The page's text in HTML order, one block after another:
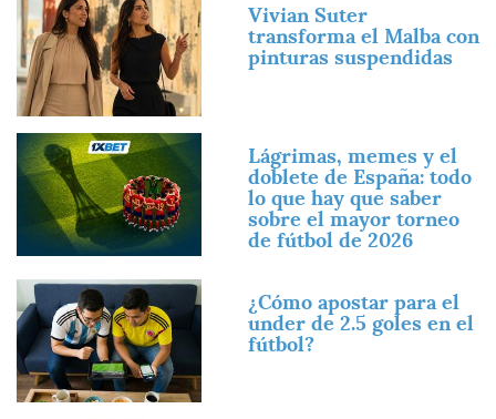
Vivian Suter
transforma el Malba con
pinturas suspendidas
Imagen
Lágrimas, memes y el
doblete de España: todo
lo que hay que saber
sobre el mayor torneo
de fútbol de 2026
Imagen
¿Cómo apostar para el
under de 2.5 goles en el
fútbol?